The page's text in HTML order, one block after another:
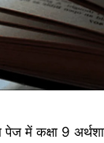
में कक्षा 9